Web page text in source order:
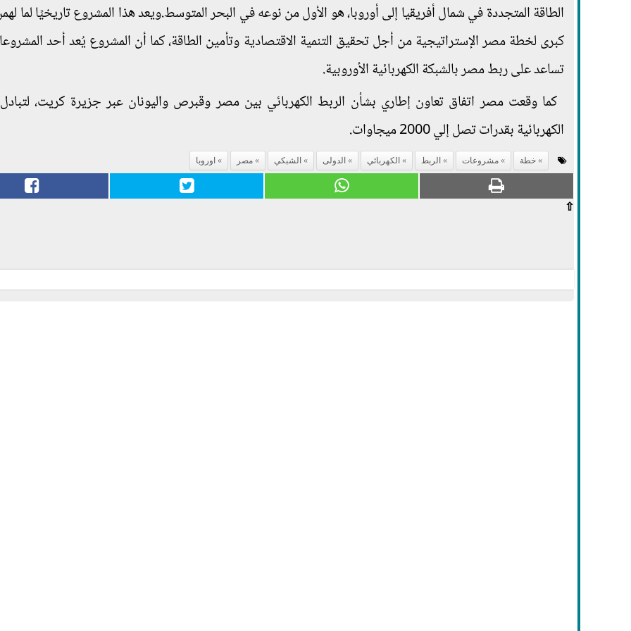
الطاقة المتجددة في شمال أفريقيا إلى أوروبا، هو الأول من نوعه في البحر المتوسط.ويعد هذا المشروع تاريخيًا لما
كبرى لخطة مصر الإستراتيجية من أجل تحقيق التنمية الاقتصادية وتأمين الطاقة، كما أن المشروع يُعد أحد
تساعد على ربط مصر بالشبكة الكهربائية الأوروبية.
كما وقعت مصر اتفاق تعاون إطاري بشأن الربط الكهربائي بين مصر وقبرص واليونان عبر جزيرة كريت، لتبادل
الكهربائية بقدرات تصل إلي 2000 ميجاوات.
خطة مشروعات الربط الكهربائي الدولى الشبكي مصر اوروبا
⇧